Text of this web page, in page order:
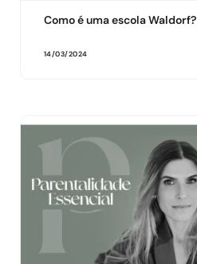
Como é uma escola Waldorf?
14/03/2024